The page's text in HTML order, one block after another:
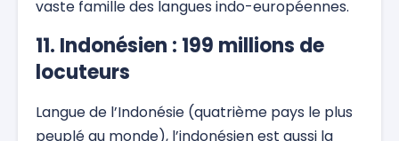
vaste famille des langues indo-européennes.
11. Indonésien : 199 millions de
locuteurs
Langue de l’Indonésie (quatrième pays le plus
peuplé au monde), l’indonésien est aussi la